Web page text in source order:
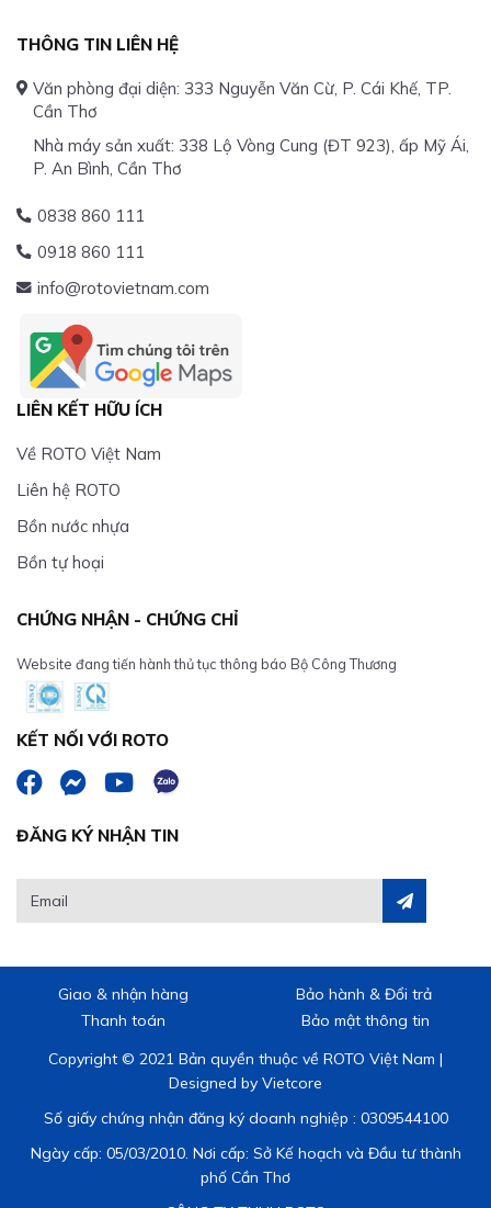
THÔNG TIN LIÊN HỆ
Văn phòng đại diện: 333 Nguyễn Văn Cừ, P. Cái Khế, TP.
Cần Thơ
Nhà máy sản xuất: 338 Lộ Vòng Cung (ĐT 923), ấp Mỹ Ái,
P. An Bình, Cần Thơ
0838 860 111
0918 860 111
info@rotovietnam.com
LIÊN KẾT HỮU ÍCH
Về ROTO Việt Nam
Liên hệ ROTO
Bồn nước nhựa
Bồn tự hoại
CHỨNG NHẬN - CHỨNG CHỈ
Website đang tiến hành thủ tục thông báo Bộ Công Thương
KẾT NỐI VỚI ROTO
ĐĂNG KÝ NHẬN TIN
Giao & nhận hàng
Bảo hành & Đổi trả
Thanh toán
Bảo mật thông tin
Copyright © 2021 Bản quyền thuộc về ROTO Việt Nam |
Designed by Vietcore
Số giấy chứng nhận đăng ký doanh nghiệp : 0309544100
Ngày cấp: 05/03/2010. Nơi cấp: Sở Kế hoạch và Đầu tư thành
phố Cần Thơ